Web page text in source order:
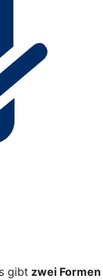
gibt zwei Formen